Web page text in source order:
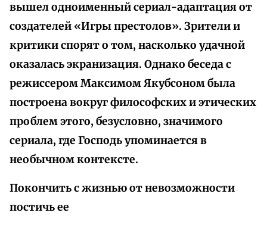
вышел одноименный сериал-адаптация от
создателей «Игры престолов». Зрители и
критики спорят о том, насколько удачной
оказалась экранизация. Однако беседа с
режиссером Максимом Якубсоном была
построена вокруг философских и этических
проблем этого, безусловно, значимого
сериала, где Господь упоминается в
необычном контексте.
Покончить с жизнью от невозможности
постичь ее